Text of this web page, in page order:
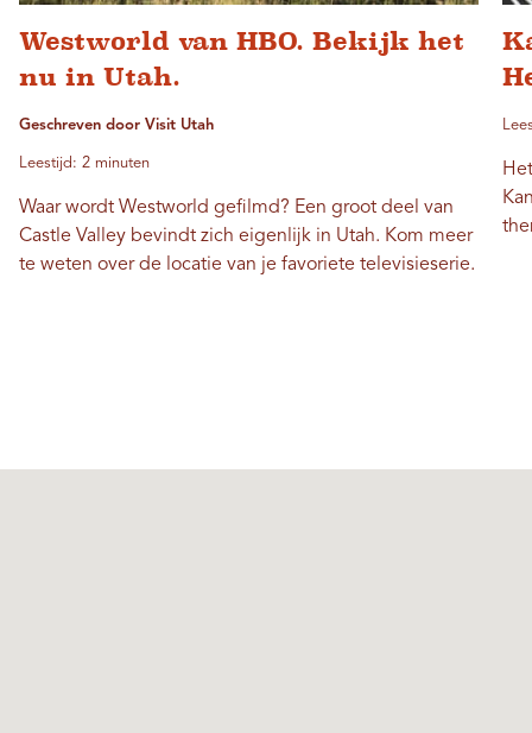
Westworld van HBO. Bekijk het
nu in Utah.
Geschreven door Visit Utah
Leestijd: 2 minuten
Waar wordt Westworld gefilmd? Een groot deel van
Castle Valley bevindt zich eigenlijk in Utah. Kom meer
te weten over de locatie van je favoriete televisieserie.